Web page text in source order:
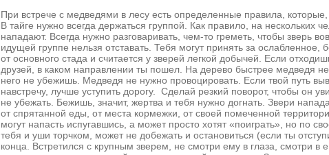
При встрече с медведями в лесу есть определенные правила,
В тайге нужно всегда держаться группой. Как правило, на нескольких
нападают. Всегда нужно разговаривать, чем-то греметь, чтобы зверь
идущей группе нельзя отставать. Тебя могут принять за ослабленное,
от основного стада и считается у зверей легкой добычей. Если
друзей, в каком направлении ты пошел. На дерево быстрее медведя
него не убежишь. Медведя не нужно провоцировать. Если твой путь
навстречу, лучше уступить дорогу. Сделай резкий поворот, чтобы он
не убежать. Бежишь, значит, жертва и тебя нужно догнать. Звери
от спрятанной еды, от места кормежки, от своей помеченной
могут напасть испугавшись, а может просто хотят «поиграть», но по
тебя и уши торчком, может не добежать и остановиться (если ты
конца. Встретился с крупным зверем, не смотри ему в глаза, смотри в